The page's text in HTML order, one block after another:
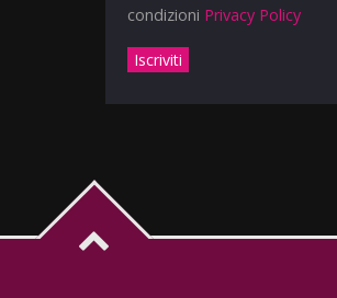
condizioni Privacy Policy